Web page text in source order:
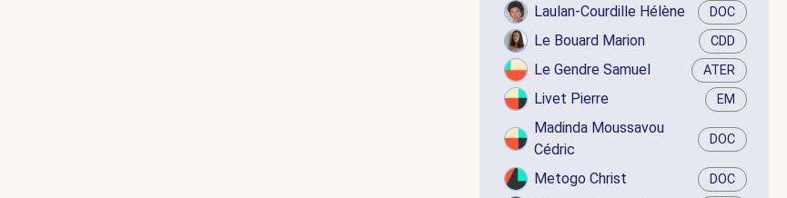
Laulan-Courdille Hélène DOC
Le Bouard Marion CDD
Le Gendre Samuel ATER
Livet Pierre EM
Madinda Moussavou
Cédric
DOC
Metogo Christ DOC